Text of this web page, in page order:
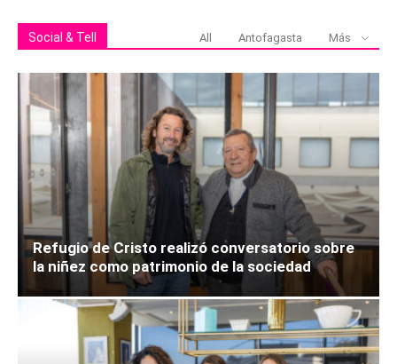
Social & Tell All Antofagasta Más
Refugio de Cristo realizó conversatorio sobre
la niñez como patrimonio de la sociedad